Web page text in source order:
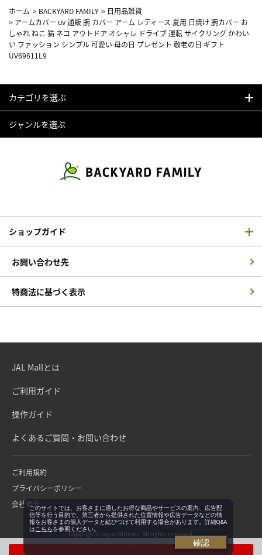
ホーム > BACKYARD FAMILY > 日用品雑貨
> アームカバー uv 通販 腕 カバー アーム レディース 夏用 日焼け 腕カバー お
しゃれ ねこ 猫 ネコ アウトドア オシャレ ドライブ 運転 サイクリング かわい
い ファッション シンプル 可愛い 母の日 プレゼント 敬老の日 ギフト
UV69611L9
カテゴリを選ぶ
ジャンルを選ぶ
ショップガイド
お問い合わせ先
特商法に基づく表示
JAL Mallとは
ご利用ガイド
操作ガイド
よくあるご質問・お問い合わせ
ご利用規約
プライバシーポリシー
会社概要
Copyright©Japan Airlines. All rights reserved.
このサイトでは、お客さまに適したお得な商品やサービスの案内、広告配
信等を行う目的で、第三者から提供された位置情報や広告データなどの情
報をお客さまの個人データと結びつけて利用する場合があります。詳細Q&A
は こちらを参照ください。
確認